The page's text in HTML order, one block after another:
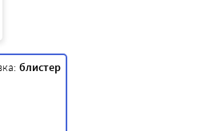
блистер